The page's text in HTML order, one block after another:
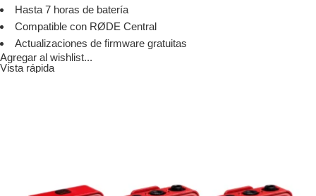
Hasta 7 horas de batería
Compatible con RØDE Central
Actualizaciones de firmware gratuitas
Agregar al wishlist...
Vista rápida